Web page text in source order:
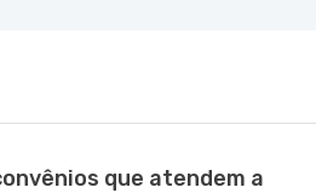
que atendem a